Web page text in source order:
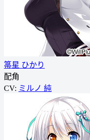
箒星 ひかり
配角
CV: ミルノ 純